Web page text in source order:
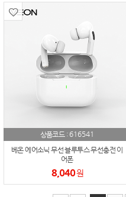
상품코드 : 616541
베온 에어소닉 무선 블루투스 무선충전 이
어폰
8,040원